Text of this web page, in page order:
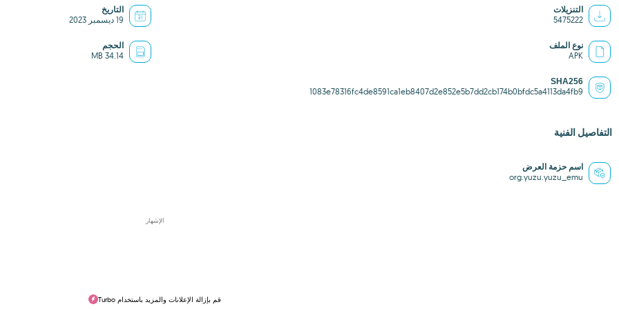
التنزيلات
5475222
التاريخ
19 ديسمبر 2023
نوع الملف
APK
الحجم
34.14 MB
SHA256
1083e78316fc4de8591ca1eb8407d2e852e5b7dd2cb174b0bfdc5a4113da4fb9
التفاصيل الفنية
اسم حزمة العرض
org.yuzu.yuzu_emu
الإشهار
قم بإزالة الإعلانات والمزيد باستخدام Turbo